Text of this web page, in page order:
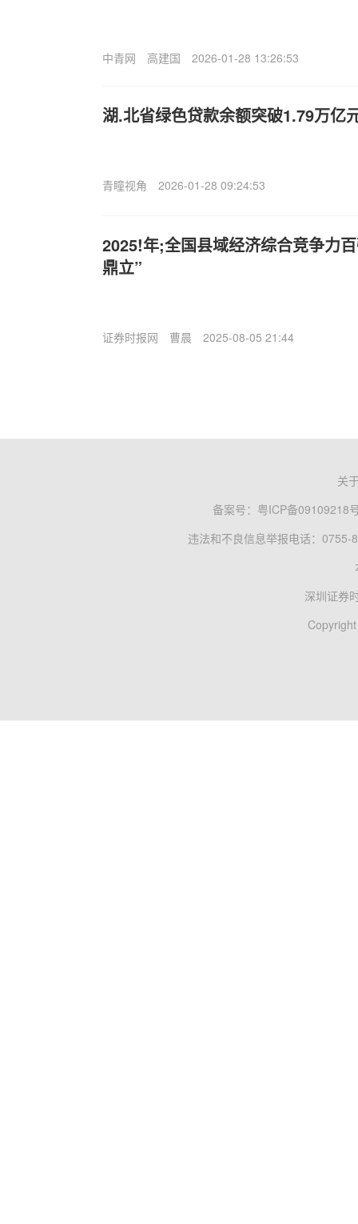
中青网 高建国 2026-01-28 13:26:53
湖.北省绿色贷款余额突破1.79万亿
青瞳视角 2026-01-28 09:24:53
2025!年;全国县域经济综合竞争力
鼎立”
证券时报网 曹晨 2025-08-05 21:44
关
备案号： 粤ICP备09109218
违法和不良信息举报电话：0755-
深圳证券